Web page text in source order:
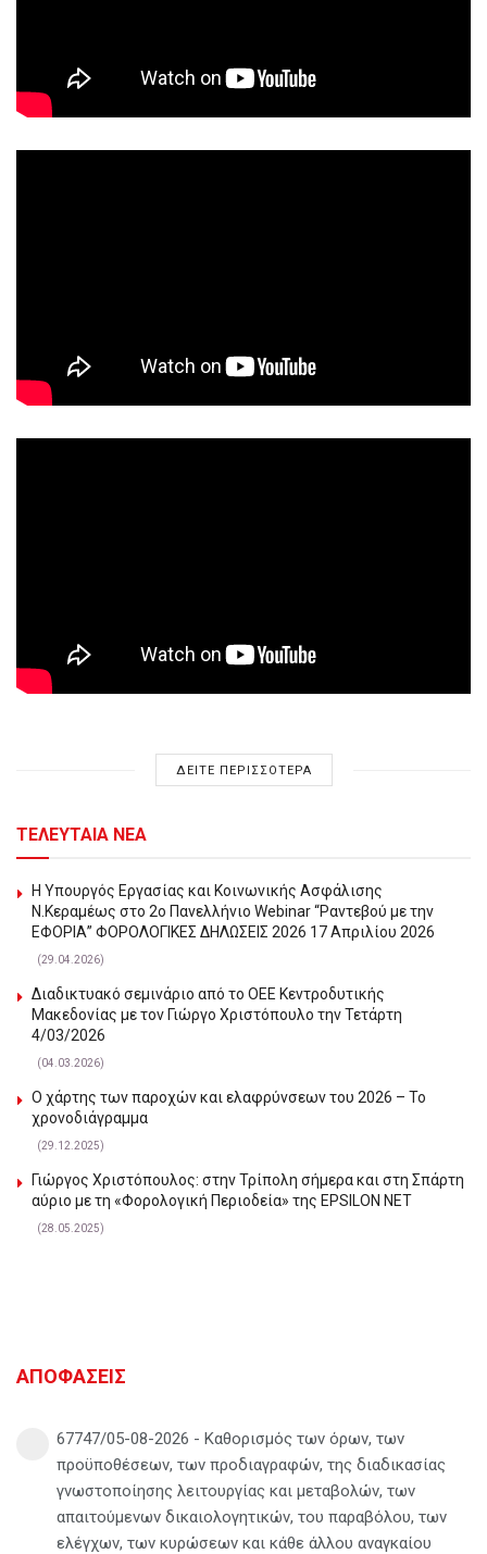
ΔΕΙΤΕ ΠΕΡΙΣΣΟΤΕΡΑ
ΤΕΛΕΥΤΑΙΑ ΝΕΑ
Η Υπουργός Εργασίας και Κοινωνικής Ασφάλισης
Ν.Κεραμέως στο 2o Πανελλήνιο Webinar “Ραντεβού με την
ΕΦΟΡΙΑ” ΦΟΡΟΛΟΓΙΚΕΣ ΔΗΛΩΣΕΙΣ 2026 17 Απριλίου 2026
(29.04.2026)
Διαδικτυακό σεμινάριο από το ΟΕΕ Κεντροδυτικής
Μακεδονίας με τον Γιώργο Χριστόπουλο την Τετάρτη
4/03/2026
(04.03.2026)
Ο χάρτης των παροχών και ελαφρύνσεων του 2026 – Το
χρονοδιάγραμμα
(29.12.2025)
Γιώργος Χριστόπουλος: στην Τρίπολη σήμερα και στη Σπάρτη
αύριο με τη «Φορολογική Περιοδεία» της EPSILON NET
(28.05.2025)
ΑΠΟΦΑΣΕΙΣ
67747/05-08-2026 - Καθορισμός των όρων, των
προϋποθέσεων, των προδιαγραφών, της διαδικασίας
γνωστοποίησης λειτουργίας και μεταβολών, των
απαιτούμενων δικαιολογητικών, του παραβόλου, των
ελέγχων, των κυρώσεων και κάθε άλλου αναγκαίου